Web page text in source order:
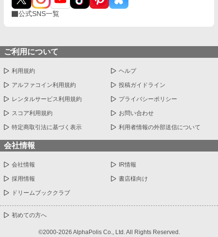
公式SNS一覧
ご利用について
利用規約 ヘルプ
アルファコイン利用規約 投稿ガイドライン
レンタルサービス利用規約 プライバシーポリシー
スコア利用規約 お問い合わせ
特定商取引法に基づく表示 利用者情報の外部送信について
会社情報
会社情報 IR情報
採用情報 書店様向け
ドリームブッククラブ
初めての方へ
©2000-2026 AlphaPolis Co., Ltd. All Rights Reserved.